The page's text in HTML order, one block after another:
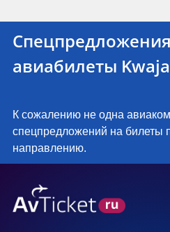
авиабилеты
К сожалению не одна
спецпредложений на билеты
направлению.